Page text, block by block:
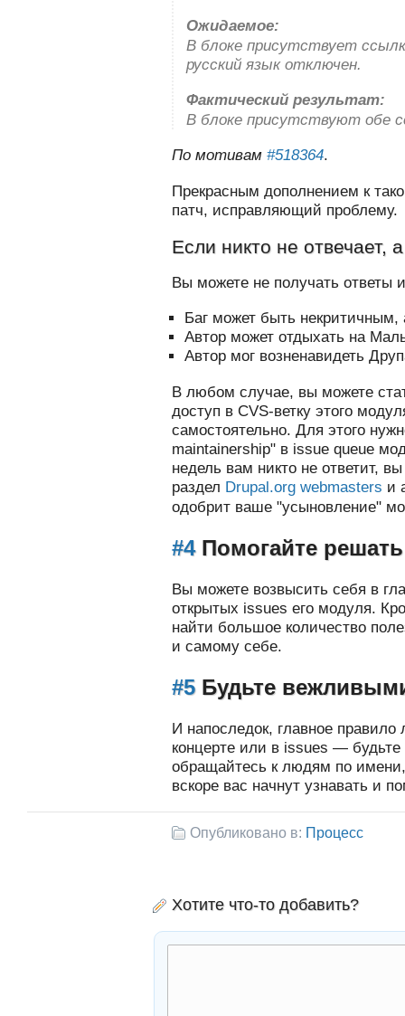
Ожидаемое:
В блоке присутствует
русский язык отключен.
Фактический результат:
В блоке присутствуют обе
По мотивам #518364.
Прекрасным дополнением к
патч, исправляющий проблему.
Если никто не отвечает,
Вы можете не получать ответы
Баг может быть некритичным,
Автор может отдыхать на
Автор мог возненавидеть
В любом случае, вы можете
доступ в CVS-ветку этого
самостоятельно. Для этого
maintainership" в issue queue
недель вам никто не ответит,
раздел Drupal.org webmasters и
одобрит ваше "усыновление"
#4Помогайте
Вы можете возвысить себя в
открытых issues его модуля.
найти большое количество
и самому себе.
#5Будьте
И напоследок, главное
концерте или в issues —
обращайтесь к людям по
вскоре вас начнут узнавать и
Опубликовано в: Процесс
Хотите что-то добавить?